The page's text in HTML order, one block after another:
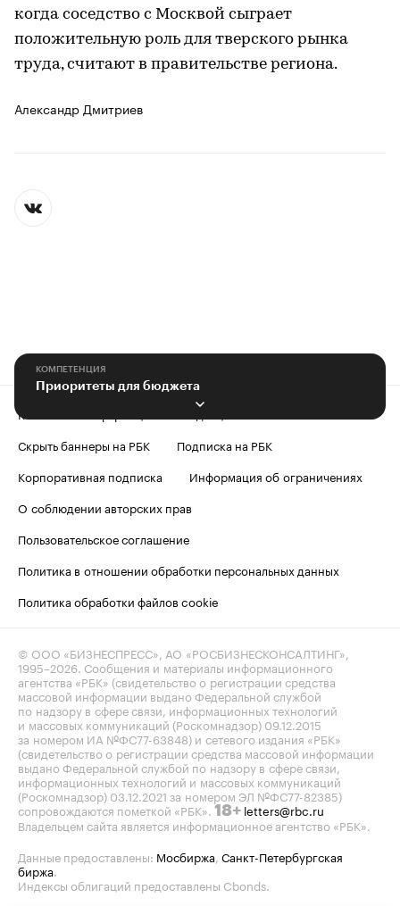
когда соседство с Москвой сыграет
положительную роль для тверского рынка
труда, считают в правительстве региона.
Александр Дмитриев
КОМПЕТЕНЦИЯ
Приоритеты для бюджета
Контактная информация
Скрыть баннеры на РБК
Подписка на РБК
Корпоративная подписка
Информация об ограничениях
О соблюдении авторских прав
Пользовательское соглашение
Политика в отношении обработки персональных данных
Политика обработки файлов cookie
© ООО «БИЗНЕСПРЕСС», АО «РОСБИЗНЕСКОНСАЛТИНГ»,
1995–2026. Сообщения и материалы информационного
агентства «РБК» (свидетельство о регистрации средства
массовой информации выдано Федеральной службой
по надзору в сфере связи, информационных технологий
и массовых коммуникаций (Роскомнадзор) 09.12.2015
за номером ИА №ФС77-63848) и сетевого издания «РБК»
(свидетельство о регистрации средства массовой информации
выдано Федеральной службой по надзору в сфере связи,
информационных технологий и массовых коммуникаций
(Роскомнадзор) 03.12.2021 за номером ЭЛ №ФС77-82385)
сопровождаются пометкой «РБК». 18+ letters@rbc.ru
Владельцем сайта является информационное агентство «РБК».
Данные предоставлены: Мосбиржа, Санкт-Петербургская
биржа.
Индексы облигаций предоставлены Cbonds.